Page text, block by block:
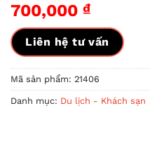
700,000 ₫
Liên hệ tư vấn
Mã sản phẩm: 21406
Danh mục: Du lịch - Khách sạn